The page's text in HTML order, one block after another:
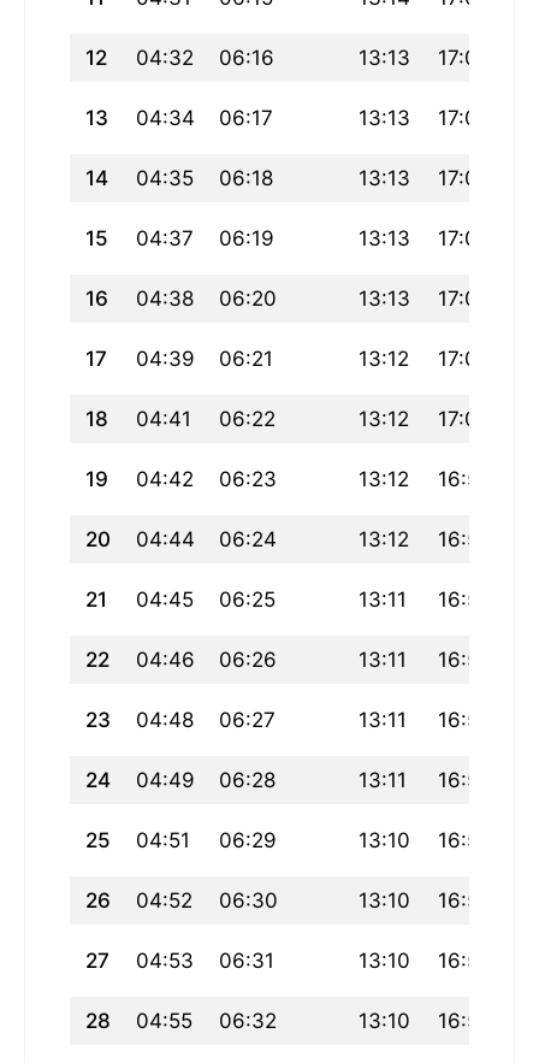
12 04:32 06:16 13:13 17:04
13 04:34 06:17 13:13 17:03
14 04:35 06:18 13:13 17:03
15 04:37 06:19 13:13 17:02
16 04:38 06:20 13:13 17:01
17 04:39 06:21 13:12 17:01
18 04:41 06:22 13:12 17:00
19 04:42 06:23 13:12 16:59
20 04:44 06:24 13:12 16:59
21 04:45 06:25 13:11 16:58
22 04:46 06:26 13:11 16:57
23 04:48 06:27 13:11 16:56
24 04:49 06:28 13:11 16:56
25 04:51 06:29 13:10 16:55
26 04:52 06:30 13:10 16:54
27 04:53 06:31 13:10 16:53
28 04:55 06:32 13:10 16:52